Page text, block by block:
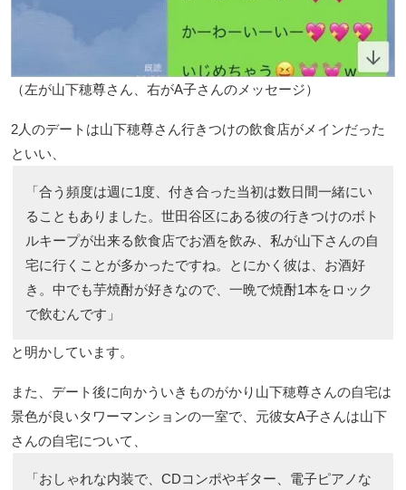
（左が山下穂尊さん、右がA子さんのメッセージ）
2人のデートは山下穂尊さん行きつけの飲食店がメインだった
といい、
「合う頻度は週に1度、付き合った当初は数日間一緒にい
ることもありました。世田谷区にある彼の行きつけのボト
ルキープが出来る飲食店でお酒を飲み、私が山下さんの自
宅に行くことが多かったですね。とにかく彼は、お酒好
き。中でも芋焼酎が好きなので、一晩で焼酎1本をロック
で飲むんです」
と明かしています。
また、デート後に向かういきものがかり山下穂尊さんの自宅は
景色が良いタワーマンションの一室で、元彼女A子さんは山下
さんの自宅について、
「おしゃれな内装で、CDコンポやギター、電子ピアノな